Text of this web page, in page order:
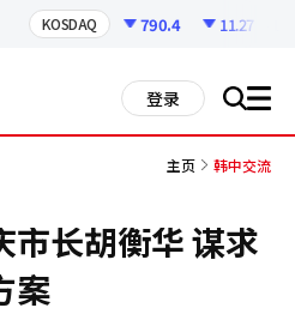
KOSDAQ 790.4 11.27 -
登录 搜 all
主页 韩中交流
市长胡衡华 谋求
案